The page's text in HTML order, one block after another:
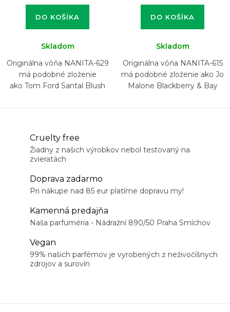
DO KOŠÍKA
Skladom
Originálna vôňa NANITA-629
má podobné zloženie
ako Tom Ford Santal Blush
DO KOŠÍKA
Skladom
Originálna vôňa NANITA-615
má podobné zloženie ako Jo
Malone Blackberry & Bay
Cruelty free
Žiadny z našich výrobkov nebol testovaný na
zvieratách
Doprava zadarmo
Pri nákupe nad 85 eur platíme dopravu my!
Kamenná predajňa
Naša parfuméria - Nádražní 890/50 Praha Smíchov
Vegan
99% našich parfémov je vyrobených z neživočíšnych
zdrojov a surovín